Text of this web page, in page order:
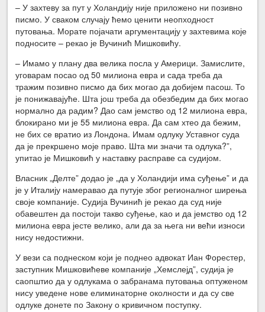
– У захтеву за пут у Холандију није приложено ни позивно
писмо. У сваком случају ћемо ценити неопходност
путовања. Морате појачати аргументацију у захтевима које
подносите – рекао је Вучинић Мишковићу.
– Имамо у плану два велика посла у Америци. Замислите,
уговарам посао од 50 милиона евра и сада треба да
тражим позивно писмо да бих могао да добијем пасош. То
је понижавајуће. Шта још треба да обезбедим да бих могао
нормално да радим? Дао сам јемство од 12 милиона евра,
блокирано ми је 55 милиона евра. Да сам хтео да бежим,
не бих се вратио из Лондона. Имам одлуку Уставног суда
да је прекршено моје право. Шта ми значи та одлука?”,
упитао је Мишковић у наставку расправе са судијом.
Власник „Делте” додао је „да у Холандији има суђење” и да
је у Италију намеравао да путује због регионалног ширења
своје компаније. Судија Вучинић је рекао да суд није
обавештен да постоји такво суђење, као и да јемство од 12
милиона евра јесте велико, али да за њега ни већи износи
нису недостижни.
У вези са поднеском који је поднео адвокат Иан Форестер,
заступник Мишковићеве компаније „Хемслејд”, судија је
саопштио да у одлукама о забранама путовања оптуженом
нису уведене нове елиминаторне околности и да су све
одлуке донете по Закону о кривичном поступку.